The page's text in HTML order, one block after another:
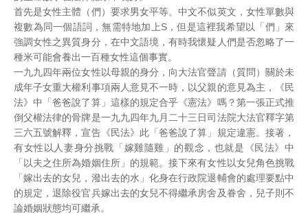
首先是女性主體（們）要求男女平等。中文不似英文，女性單數與
複數為同一個語詞，無需特地加上S，但是這裡我希望以「們」來
強調女性之異質身分，在中文語境，有時我懷疑人們是否忽略了一
種米可能會養出一百種女性這個事實。
一九九四年兩位女性以母親的身分，向大法官聲請（質問）關於未
成年子女重大權利事項兩人意見不一時，以父親的意見為主，《民
法》中「爸爸說了算」這樣的規定合乎《憲法》嗎？第一張正式推
倒父權法律的骨牌是一九九四年九月二十三日司法院大法官釋字第
三六五號解釋，宣告《民法》此「爸爸說了算」規定違憲。接著，
有女性以人妻身分挑戰「嫁雞隨雞」的觀念，也就是《民法》中
「以夫之住所為婚姻住所」的規範。接下來有女性以女兒角色挑戰
「嫁出去的女兒，潑出去的水」化身在行政院退輔會的處理要點中
的規定，退除役官兵嫁出去的女兒不得繼承房舍及眷舍，兒子則不
論婚姻狀態均可繼承。